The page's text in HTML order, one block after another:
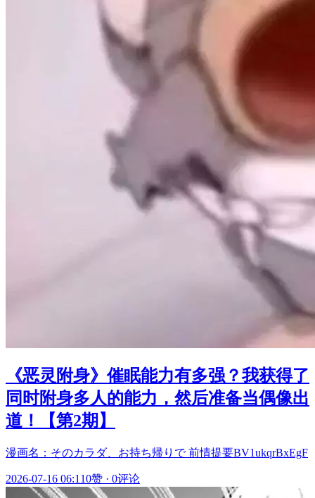
《恶灵附身》催眠能力有多强？我获得了
同时附身多人的能力，然后准备当偶像出
道！【第2期】
漫画名：そのカラダ、お持ち帰りで 前情提要BV1ukqrBxEgF
2026-07-16 06:110赞 · 0评论